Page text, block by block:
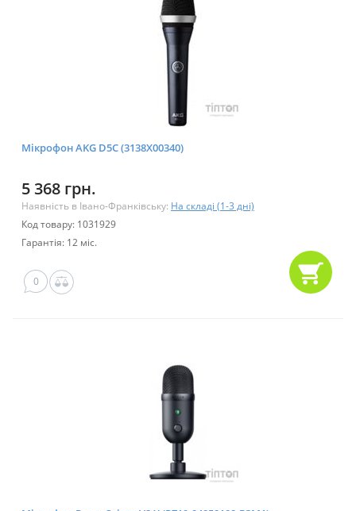
Мікрофон AKG D5C (3138X00340)
5 368 грн.
Наявність в Івано-Франківську: На складі (1-3 дні)
Код товару: 1031929
Гарантія: 12 міс.
0